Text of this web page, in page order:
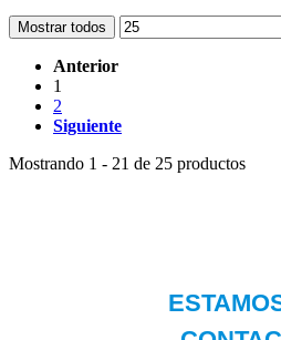
Mostrar todos
Anterior
1
2
Siguiente
Mostrando 1 - 21 de 25 productos